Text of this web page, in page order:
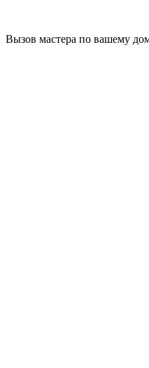
Вызов мастера по вашему